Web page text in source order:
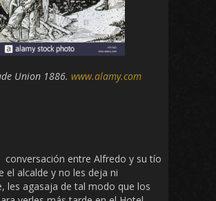
Union 1886. www.alamy.com
conversación entre Alfredo y su tío
el alcalde y no les deja ni
les agasaja de tal modo que los